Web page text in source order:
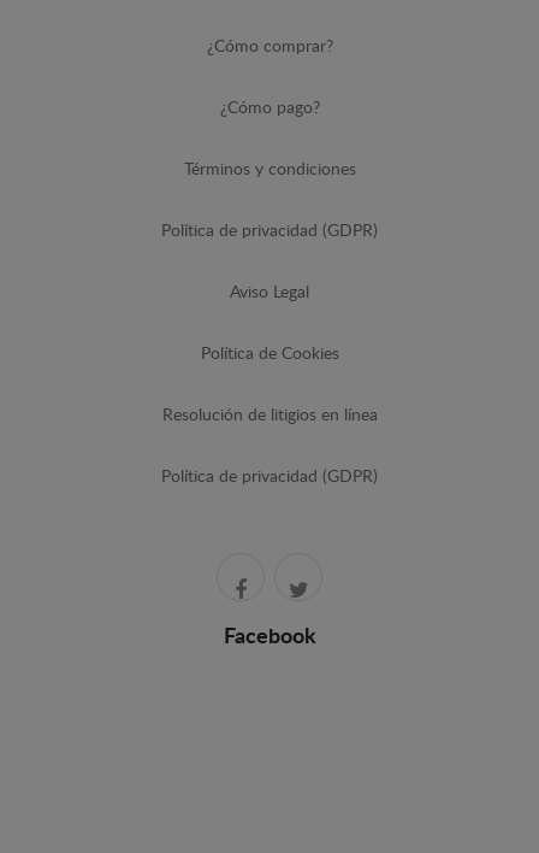
¿Cómo comprar?
¿Cómo pago?
Términos y condiciones
Política de privacidad (GDPR)
Aviso Legal
Política de Cookies
Resolución de litigios en línea
Política de privacidad (GDPR)
Facebook